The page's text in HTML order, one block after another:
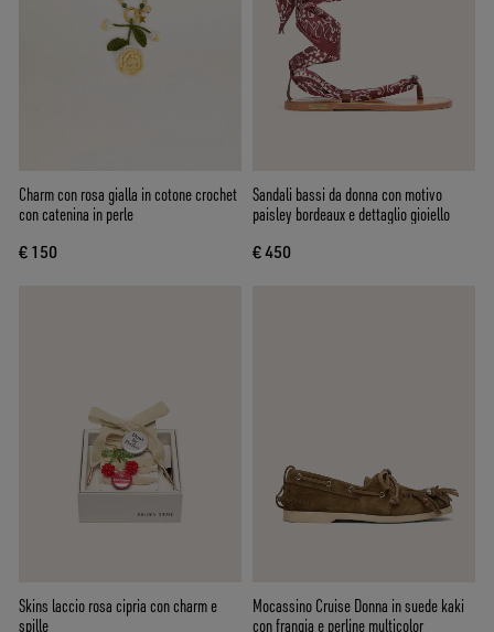
Charm con rosa gialla in cotone crochet
con catenina in perle
€ 150
Sandali bassi da donna con motivo
paisley bordeaux e dettaglio gioiello
€ 450
Skins laccio rosa cipria con charm e
spille
Mocassino Cruise Donna in suede kaki
con frangia e perline multicolor